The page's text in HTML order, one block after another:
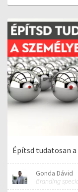
Építsd tudatosan
Gonda Dávid
Branding